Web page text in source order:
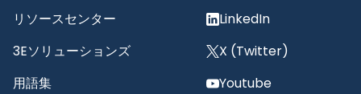
リソースセンター
3Eソリューションズ
用語集
LinkedIn
X (Twitter)
Youtube